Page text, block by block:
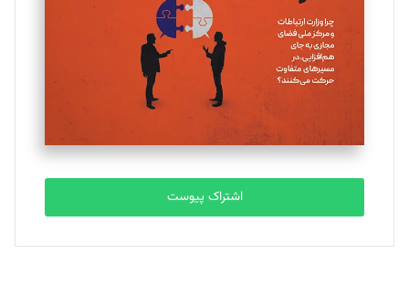
ملینا جعفری
تحریریه
مصطفی مسجدی آرانی
تحریریه
بابک نقاش
تحریریه
اشتراک پیوست